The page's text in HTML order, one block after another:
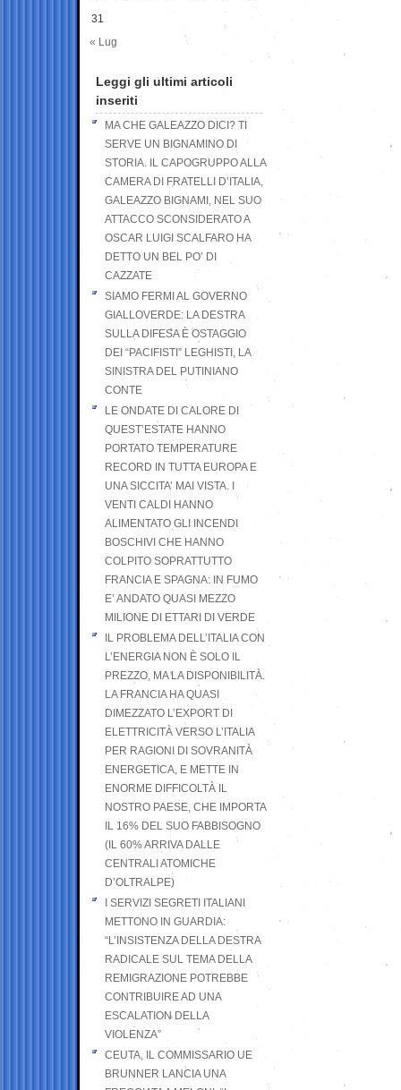
31
« Lug
Leggi gli ultimi articoli
inseriti
MA CHE GALEAZZO DICI? TI
SERVE UN BIGNAMINO DI
STORIA. IL CAPOGRUPPO ALLA
CAMERA DI FRATELLI D’ITALIA,
GALEAZZO BIGNAMI, NEL SUO
ATTACCO SCONSIDERATO A
OSCAR LUIGI SCALFARO HA
DETTO UN BEL PO’ DI
CAZZATE
SIAMO FERMI AL GOVERNO
GIALLOVERDE: LA DESTRA
SULLA DIFESA È OSTAGGIO
DEI “PACIFISTI” LEGHISTI, LA
SINISTRA DEL PUTINIANO
CONTE
LE ONDATE DI CALORE DI
QUEST’ESTATE HANNO
PORTATO TEMPERATURE
RECORD IN TUTTA EUROPA E
UNA SICCITA’ MAI VISTA. I
VENTI CALDI HANNO
ALIMENTATO GLI INCENDI
BOSCHIVI CHE HANNO
COLPITO SOPRATTUTTO
FRANCIA E SPAGNA: IN FUMO
E’ ANDATO QUASI MEZZO
MILIONE DI ETTARI DI VERDE
IL PROBLEMA DELL’ITALIA CON
L’ENERGIA NON È SOLO IL
PREZZO, MA LA DISPONIBILITÀ.
LA FRANCIA HA QUASI
DIMEZZATO L’EXPORT DI
ELETTRICITÀ VERSO L’ITALIA
PER RAGIONI DI SOVRANITÀ
ENERGETICA, E METTE IN
ENORME DIFFICOLTÀ IL
NOSTRO PAESE, CHE IMPORTA
IL 16% DEL SUO FABBISOGNO
(IL 60% ARRIVA DALLE
CENTRALI ATOMICHE
D’OLTRALPE)
I SERVIZI SEGRETI ITALIANI
METTONO IN GUARDIA:
“L’INSISTENZA DELLA DESTRA
RADICALE SUL TEMA DELLA
REMIGRAZIONE POTREBBE
CONTRIBUIRE AD UNA
ESCALATION DELLA
VIOLENZA”
CEUTA, IL COMMISSARIO UE
BRUNNER LANCIA UNA